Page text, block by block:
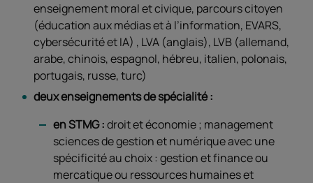
enseignement moral et civique, parcours citoyen
(éducation aux médias et à l’information, EVARS,
cybersécurité et IA) , LVA (anglais), LVB (allemand,
arabe, chinois, espagnol, hébreu, italien, polonais,
portugais, russe, turc)
deux enseignements de spécialité :
en STMG :droit et économie ; management
sciences de gestion et numérique avec une
spécificité au choix : gestion et finance ou
mercatique ou ressources humaines et